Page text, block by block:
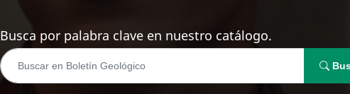
Busca por palabra clave en nuestro catálogo.